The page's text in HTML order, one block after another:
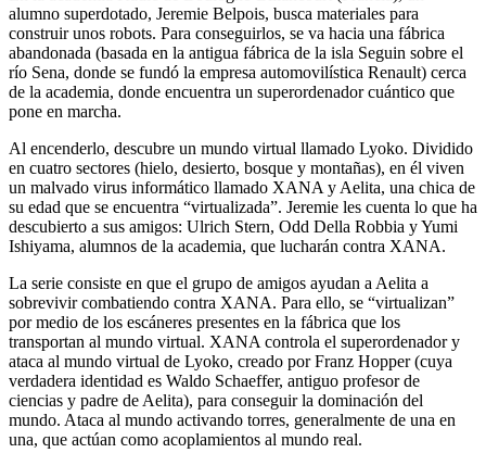
alumno superdotado, Jeremie Belpois, busca materiales para
construir unos robots. Para conseguirlos, se va hacia una fábrica
abandonada (basada en la antigua fábrica de la isla Seguin sobre el
río Sena, donde se fundó la empresa automovilística Renault) cerca
de la academia, donde encuentra un superordenador cuántico que
pone en marcha.
Al encenderlo, descubre un mundo virtual llamado Lyoko. Dividido
en cuatro sectores (hielo, desierto, bosque y montañas), en él viven
un malvado virus informático llamado XANA y Aelita, una chica de
su edad que se encuentra “virtualizada”. Jeremie les cuenta lo que ha
descubierto a sus amigos: Ulrich Stern, Odd Della Robbia y Yumi
Ishiyama, alumnos de la academia, que lucharán contra XANA.
La serie consiste en que el grupo de amigos ayudan a Aelita a
sobrevivir combatiendo contra XANA. Para ello, se “virtualizan”
por medio de los escáneres presentes en la fábrica que los
transportan al mundo virtual. XANA controla el superordenador y
ataca al mundo virtual de Lyoko, creado por Franz Hopper (cuya
verdadera identidad es Waldo Schaeffer, antiguo profesor de
ciencias y padre de Aelita), para conseguir la dominación del
mundo. Ataca al mundo activando torres, generalmente de una en
una, que actúan como acoplamientos al mundo real.